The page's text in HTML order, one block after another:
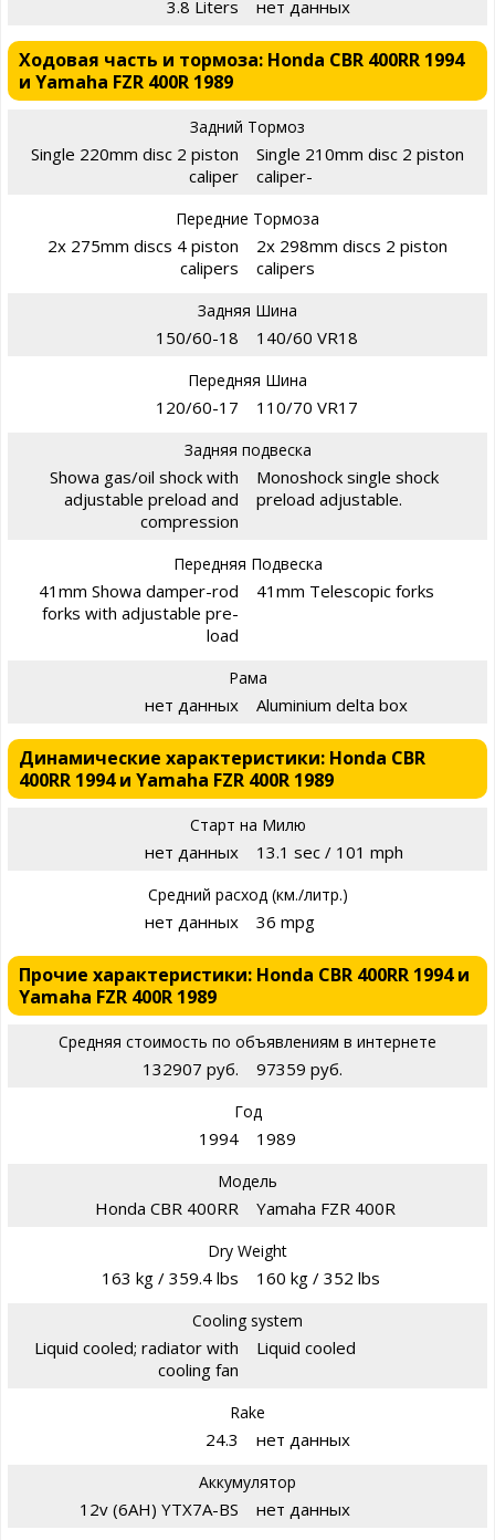
3.8 Liters нет данных
Ходовая часть и тормоза: Honda CBR 400RR 1994
и Yamaha FZR 400R 1989
Задний Тормоз
Single 220mm disc 2 piston
caliper
Single 210mm disc 2 piston
caliper-
Передние Тормоза
2x 275mm discs 4 piston
calipers
2x 298mm discs 2 piston
calipers
Задняя Шина
150/60-18 140/60 VR18
Передняя Шина
120/60-17 110/70 VR17
Задняя подвеска
Showa gas/oil shock with
adjustable preload and
compression
Monoshock single shock
preload adjustable.
Передняя Подвеска
41mm Showa damper-rod
forks with adjustable pre-
load
41mm Telescopic forks
Рама
нет данных Aluminium delta box
Динамические характеристики: Honda CBR
400RR 1994 и Yamaha FZR 400R 1989
Старт на Милю
нет данных 13.1 sec / 101 mph
Средний расход (км./литр.)
нет данных 36 mpg
Прочие характеристики: Honda CBR 400RR 1994 и
Yamaha FZR 400R 1989
Средняя стоимость по объявлениям в интернете
132907 руб. 97359 руб.
Год
1994 1989
Модель
Honda CBR 400RR Yamaha FZR 400R
Dry Weight
163 kg / 359.4 lbs 160 kg / 352 lbs
Cooling system
Liquid cooled; radiator with
cooling fan
Liquid cooled
Rake
24.3 нет данных
Аккумулятор
12v (6AH) YTX7A-BS нет данных